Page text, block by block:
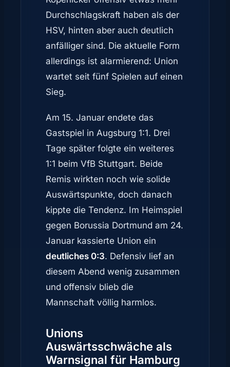
Durchschlagskraft haben als der
HSV, hinten aber auch deutlich
anfälliger sind. Die aktuelle Form
allerdings ist alarmierend: Union
wartet seit fünf Spielen auf einen
Sieg.
Am 15. Januar endete das
Gastspiel in Augsburg 1:1. Drei
Tage später folgte ein weiteres
1:1 beim VfB Stuttgart. Beide
Remis wirkten noch wie solide
Auswärtspunkte, doch danach
kippte die Tendenz. Im Heimspiel
gegen Borussia Dortmund am 24.
Januar kassierte Union ein
deutliches 0:3. Defensiv lief an
diesem Abend wenig zusammen
und offensiv blieb die
Mannschaft völlig harmlos.
Unions
Auswärtsschwäche als
Warnsignal für Hamburg